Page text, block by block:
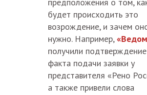
будет происходить это
возрождение, и зачем
нужно. Например,
получили подтверждение
факта подачи заявки у
представителя «Рено
а также привели слова